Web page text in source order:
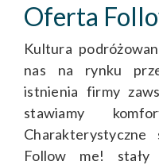
Oferta
Kultura
nas na rynku
istnienia firmy
stawiamy
Follow me!